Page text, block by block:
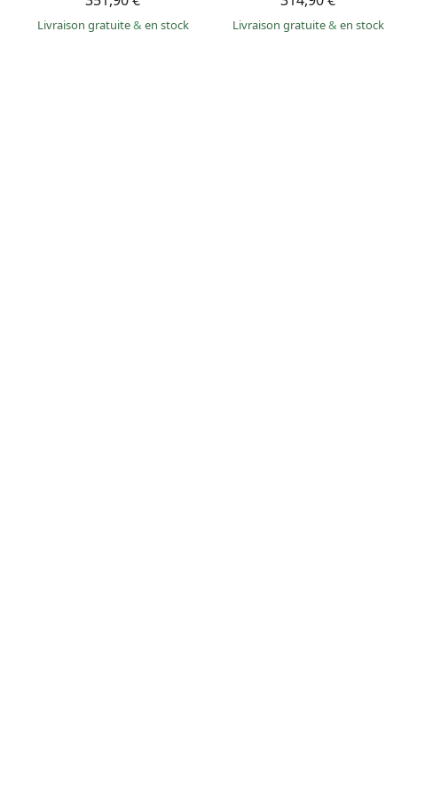
Livraison gratuite& en stock Livraison gratuite& en stock